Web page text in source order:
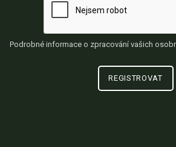
Podrobné informace o zpracování vašich